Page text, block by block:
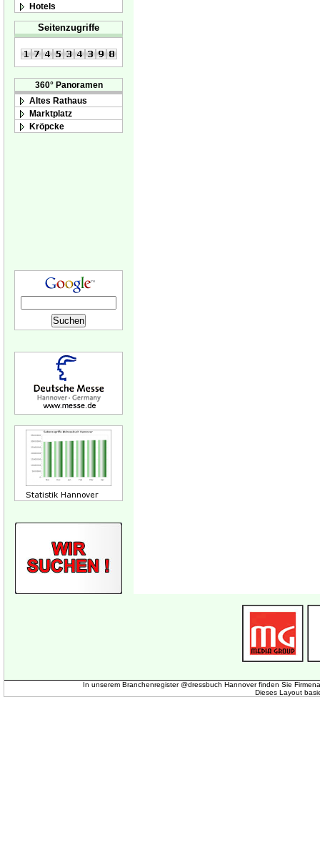
Hotels
Seitenzugriffe
360° Panoramen
Altes Rathaus
Marktplatz
Kröpcke
In unserem Branchenregister @dressbuch Hannover finden Sie
Dieses Layout